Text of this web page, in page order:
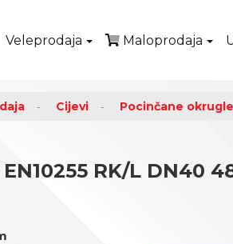
Veleprodaja Maloprodaja
Cijevi Pocinčane
EN10255 RK/L DN40